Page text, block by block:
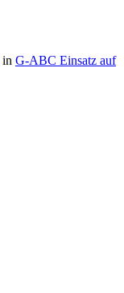
in G-ABC Einsatz auf